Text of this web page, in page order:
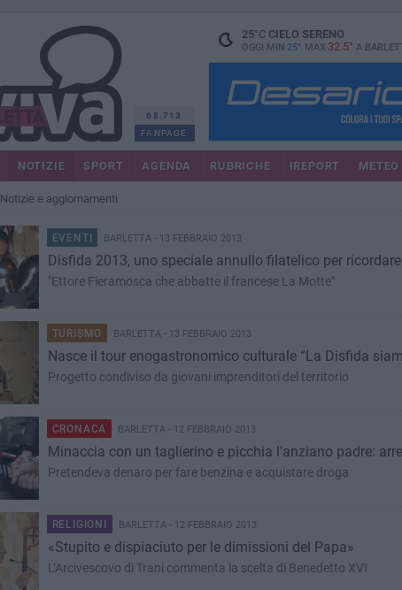
68.713
FANPAGE
25°CCIELO SERENO
OGGI MIN 25° MAX 32.5° A
NOTIZIE SPORT AGENDA RUBRICHE IREPORT METEO
Notizie e aggiornamenti
EVENTI BARLETTA - 13 FEBBRAIO 2013
Disfida 2013, uno speciale annullo filatelico per
"Ettore Fieramosca che abbatte il francese La Motte"
TURISMO BARLETTA - 13 FEBBRAIO 2013
Nasce il tour enogastronomico culturale “La Disfida
Progetto condiviso da giovani imprenditori del territorio
CRONACA BARLETTA - 12 FEBBRAIO 2013
Minaccia con un taglierino e picchia l'anziano padre:
Pretendeva denaro per fare benzina e acquistare droga
RELIGIONI BARLETTA - 12 FEBBRAIO 2013
«Stupito e dispiaciuto per le dimissioni del Papa»
L’Arcivescovo di Trani commenta la scelta di Benedetto XVI